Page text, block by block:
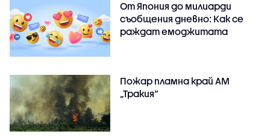
От Япония до милиарди
съобщения дневно: Как се
раждат емоджитата
Пожар пламна край АМ
„Тракия“